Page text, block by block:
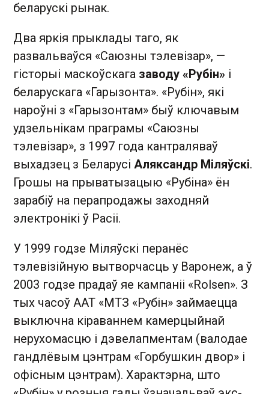
беларускі рынак.
Два яркія прыклады таго, як
развальваўся «Саюзны тэлевізар», —
гісторыі маскоўскага заводу «Рубін» і
беларускага «Гарызонта». «Рубін», які
нароўні з «Гарызонтам» быў ключавым
удзельнікам праграмы «Саюзны
тэлевізар», з 1997 года кантраляваў
выхадзец з Беларусі Аляксандр Міляўскі.
Грошы на прыватызацыю «Рубіна» ён
зарабіў на перапродажы заходняй
электронікі ў Расіі.
У 1999 годзе Міляўскі перанёс
тэлевізійную вытворчасць у Варонеж, а ў
2003 годзе прадаў яе кампаніі «Rolsen». З
тых часоў ААТ «МТЗ «Рубін» займаецца
выключна кіраваннем камерцыйнай
нерухомасцю і дэвелапментам (валодае
гандлёвым цэнтрам «Горбушкин двор» і
офісным цэнтрам). Характэрна, што